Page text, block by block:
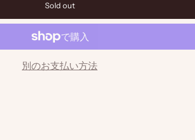
Sold out
別のお支払い方法